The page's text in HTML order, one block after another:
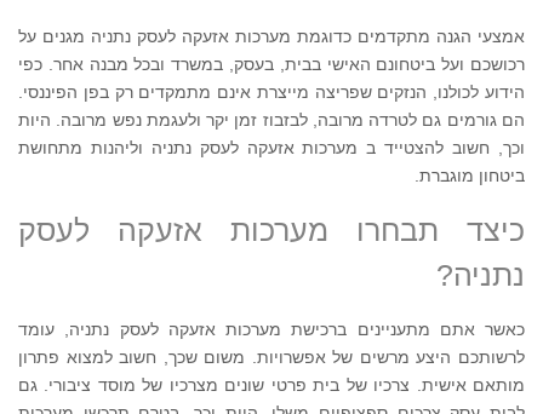
אמצעי הגנה מתקדמים כדוגמת מערכות אזעקה לעסק נתניה מגנים על
רכושכם ועל ביטחונם האישי בבית, בעסק, במשרד ובכל מבנה אחר. כפי
הידוע לכולנו, הנזקים שפריצה מייצרת אינם מתמקדים רק בפן הפיננסי.
הם גורמים גם לטרדה מרובה, לבזבוז זמן יקר ולעגמת נפש מרובה. היות
וכך, חשוב להצטייד ב מערכות אזעקה לעסק נתניה וליהנות מתחושת
ביטחון מוגברת.
כיצד תבחרו מערכות אזעקה לעסק
נתניה?
כאשר אתם מתעניינים ברכישת מערכות אזעקה לעסק נתניה, עומד
לרשותכם היצע מרשים של אפשרויות. משום שכך, חשוב למצוא פתרון
מותאם אישית. צרכיו של בית פרטי שונים מצרכיו של מוסד ציבורי. גם